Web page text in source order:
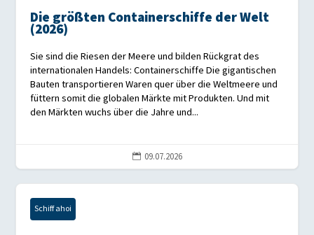
Die größten Containerschiffe der Welt
(2026)
Sie sind die Riesen der Meere und bilden Rückgrat des
internationalen Handels: Containerschiffe Die gigantischen
Bauten transportieren Waren quer über die Weltmeere und
füttern somit die globalen Märkte mit Produkten. Und mit
den Märkten wuchs über die Jahre und...
 09.07.2026
Schiff ahoi